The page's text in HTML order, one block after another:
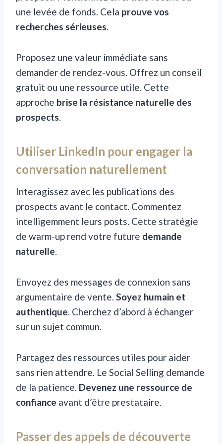
une levée de fonds. Cela prouve vos
recherches sérieuses.
Proposez une valeur immédiate sans
demander de rendez-vous. Offrez un conseil
gratuit ou une ressource utile. Cette
approche brise la résistance naturelle des
prospects.
Utiliser LinkedIn pour engager la
conversation naturellement
Interagissez avec les publications des
prospects avant le contact. Commentez
intelligemment leurs posts. Cette stratégie
de warm-up rend votre future demande
naturelle.
Envoyez des messages de connexion sans
argumentaire de vente. Soyez humain et
authentique. Cherchez d’abord à échanger
sur un sujet commun.
Partagez des ressources utiles pour aider
sans rien attendre. Le Social Selling demande
de la patience. Devenez une ressource de
confiance avant d’être prestataire.
Passer des appels de découverte